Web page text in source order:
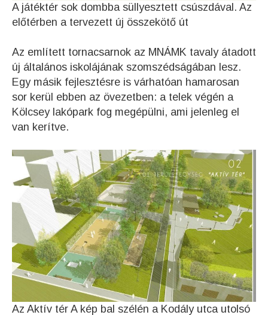
A játéktér sok dombba süllyesztett csúszdával. Az
előtérben a tervezett új összekötő út
Az említett tornacsarnok az MNÁMK tavaly átadott
új általános iskolájának szomszédságában lesz.
Egy másik fejlesztésre is várhatóan hamarosan
sor kerül ebben az övezetben: a telek végén a
Kölcsey lakópark fog megépülni, ami jelenleg el
van kerítve.
Az Aktív tér A kép bal szélén a Kodály utca utolsó